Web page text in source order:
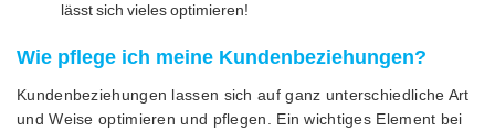
lässt sich vieles optimieren!
Wie pflege ich meine Kundenbeziehungen?
Kundenbeziehungen lassen sich auf ganz unterschiedliche Art
und Weise optimieren und pflegen. Ein wichtiges Element bei